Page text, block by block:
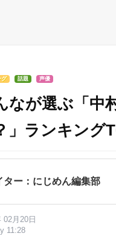
グ 話題 声優
なが選ぶ「中
」ランキング
ター：にじめん編集部
02月20日
11:28